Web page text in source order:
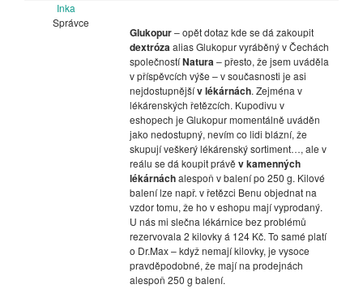
Inka
Správce
Glukopur– opět dotaz kde se dá zakoupit
dextrózaalias Glukopur vyráběný v Čechách
společnostíNatura– přesto, že jsem uváděla
v příspěvcích výše – v současnosti je asi
nejdostupnějšív lékárnách. Zejména v
lékárenských řetězcích. Kupodivu v
eshopech je Glukopur momentálně uváděn
jako nedostupný, nevím co lidi blázní, že
skupují veškerý lékárenský sortiment…, ale v
reálu se dá koupit právě v kamenných
lékárnáchalespoň v balení po 250 g. Kilové
balení lze např. v řetězci Benu objednat na
vzdor tomu, že ho v eshopu mají vyprodaný.
U nás mi slečna lékárnice bez problémů
rezervovala 2 kilovky á 124 Kč. To samé platí
o Dr.Max – když nemají kilovky, je vysoce
pravděpodobné, že mají na prodejnách
alespoň 250 g balení.